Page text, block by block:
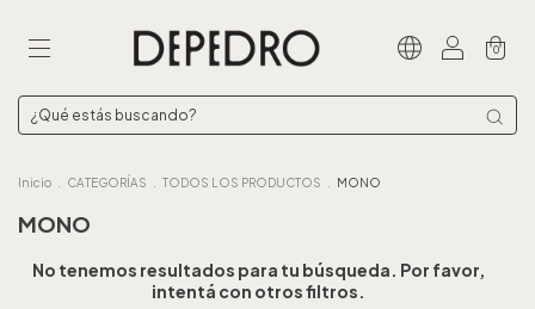
0
Inicio CATEGORÍAS TODOS LOS PRODUCTOS MONO
MONO
No tenemos resultados para tu búsqueda. Por favor,
intentá con otros filtros.